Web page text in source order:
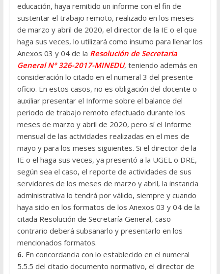
educación, haya remitido un informe con el fin de
sustentar el trabajo remoto, realizado en los meses
de marzo y abril de 2020, el director de la IE o el que
haga sus veces, lo utilizará como insumo para llenar los
Anexos 03 y 04 de la Resolución de Secretaria
General Nº 326-2017-MINEDU, teniendo además en
consideración lo citado en el numeral 3 del presente
oficio. En estos casos, no es obligación del docente o
auxiliar presentar el Informe sobre el balance del
periodo de trabajo remoto efectuado durante los
meses de marzo y abril de 2020, pero sí el Informe
mensual de las actividades realizadas en el mes de
mayo y para los meses siguientes. Si el director de la
IE o el haga sus veces, ya presentó a la UGEL o DRE,
según sea el caso, el reporte de actividades de sus
servidores de los meses de marzo y abril, la instancia
administrativa lo tendrá por válido, siempre y cuando
haya sido en los formatos de los Anexos 03 y 04 de la
citada Resolución de Secretaría General, caso
contrario deberá subsanarlo y presentarlo en los
mencionados formatos.
6. En concordancia con lo establecido en el numeral
5.5.5 del citado documento normativo, el director de